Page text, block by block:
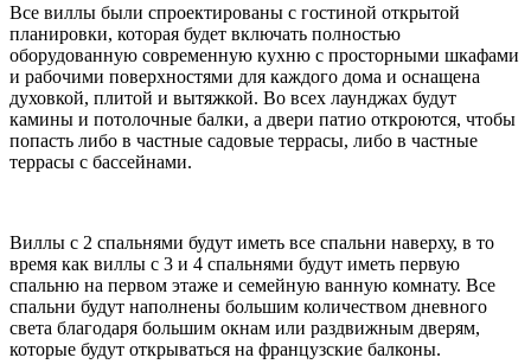
Все виллы были спроектированы с гостиной открытой
планировки, которая будет включать полностью
оборудованную современную кухню с просторными шкафами
и рабочими поверхностями для каждого дома и оснащена
духовкой, плитой и вытяжкой. Во всех лаунджах будут
камины и потолочные балки, а двери патио откроются, чтобы
попасть либо в частные садовые террасы, либо в частные
террасы с бассейнами.
Виллы с 2 спальнями будут иметь все спальни наверху, в то
время как виллы с 3 и 4 спальнями будут иметь первую
спальню на первом этаже и семейную ванную комнату. Все
спальни будут наполнены большим количеством дневного
света благодаря большим окнам или раздвижным дверям,
которые будут открываться на французские балконы.